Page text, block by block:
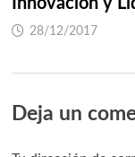
Innovación y
28/12/2017
Deja un